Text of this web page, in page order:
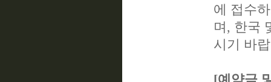
에 접수
며, 한국
시기 바